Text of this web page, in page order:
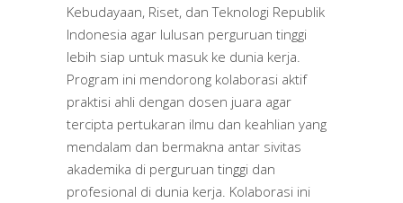
Kebudayaan, Riset, dan Teknologi Republik
Indonesia agar lulusan perguruan tinggi
lebih siap untuk masuk ke dunia kerja.
Program ini mendorong kolaborasi aktif
praktisi ahli dengan dosen juara agar
tercipta pertukaran ilmu dan keahlian yang
mendalam dan bermakna antar sivitas
akademika di perguruan tinggi dan
profesional di dunia kerja. Kolaborasi ini